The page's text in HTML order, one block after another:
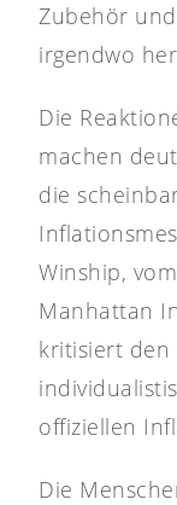
Zubehör
irgendwo
Die
machen
die
Winship,
Manhattan
kritisiert den
offiziellen
Die